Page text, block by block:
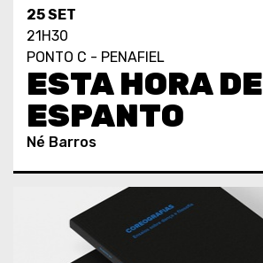
25 SET
21H30
PONTO C - PENAFIEL
ESTA HORA DE
ESPANTO
Né Barros